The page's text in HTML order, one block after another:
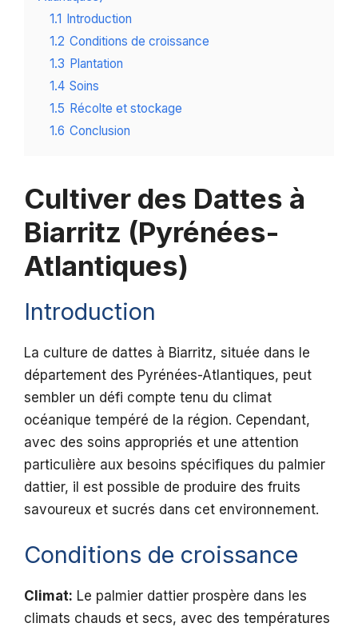
1.1 Introduction
1.2 Conditions de croissance
1.3 Plantation
1.4 Soins
1.5 Récolte et stockage
1.6 Conclusion
Cultiver des Dattes à
Biarritz (Pyrénées-
Atlantiques)
Introduction
La culture de dattes à Biarritz, située dans le
département des Pyrénées-Atlantiques, peut
sembler un défi compte tenu du climat
océanique tempéré de la région. Cependant,
avec des soins appropriés et une attention
particulière aux besoins spécifiques du palmier
dattier, il est possible de produire des fruits
savoureux et sucrés dans cet environnement.
Conditions de croissance
Climat: Le palmier dattier prospère dans les
climats chauds et secs, avec des températures